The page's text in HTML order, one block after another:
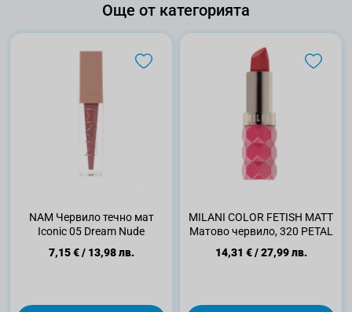
Още от категорията
NAM Червило течно мат
Iconic 05 Dream Nude
7,15 €/ 13,98 лв.
MILANI COLOR FETISH MATT
Матово червило, 320 PETAL
14,31 €/27,99 лв.